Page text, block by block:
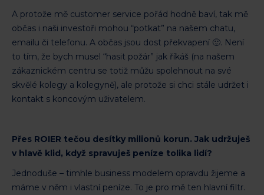
A protože mě customer service pořád hodně baví, tak mě
občas i naši investoři mohou “potkat” na našem chatu,
emailu či telefonu. A občas jsou dost překvapení 🙂. Není
to tím, že bych musel “hasit požár” jak říkáš (na našem
zákaznickém centru se totiž můžu spolehnout na své
skvělé kolegy a kolegyně), ale protože si chci stále udržet i
kontakt s koncovým uživatelem.
Přes ROIER tečou desítky milionů korun. Jak udržuješ
v hlavě klid, když spravuješ peníze tolika lidí?
Jednoduše – timhle business modelem opravdu žijeme a
máme v něm i vlastní peníze. To je pro mě ten hlavní filtr.